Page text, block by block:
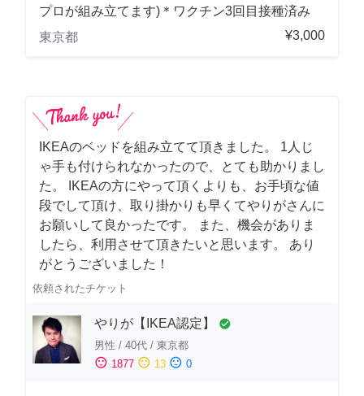
プロが組み立てます)＊ワクチン3回目接種済み
東京都
¥3,000
IKEAのベッドを組み立てて頂きました。 1人じ
ゃ手も付けられなかったので、とても助かりまし
た。 IKEAの方にやって頂くよりも、お手頃な値
段でして頂け、取り掛かりも早くてやりがさんに
お願いして良かったです。 また、機会がありま
したら、利用させて頂きたいと思います。 あり
がとうございました！
依頼されたチケット
やりが【IKEA認定】 check_circle
男性 / 40代 / 東京都
sentiment_satisfied 1877 sentiment_neutral 13 sentiment_dissatisfied 0